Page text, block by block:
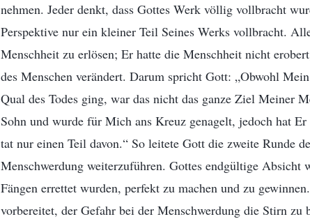
nehmen. Jeder denkt, dass Gottes Werk völlig vollbracht
Perspektive nur ein kleiner Teil Seines Werks vollbracht.
Menschheit zu erlösen; Er hatte die Menschheit nicht
des Menschen verändert. Darum spricht Gott: „Obwohl
Qual des Todes ging, war das nicht das ganze Ziel Meiner
Sohn und wurde für Mich ans Kreuz genagelt, jedoch hat
tat nur einen Teil davon.“ So leitete Gott die zweite Runde
Menschwerdung weiterzuführen. Gottes endgültige Absicht
Fängen errettet wurden, perfekt zu machen und zu
vorbereitet, der Gefahr bei der Menschwerdung die Stirn zu